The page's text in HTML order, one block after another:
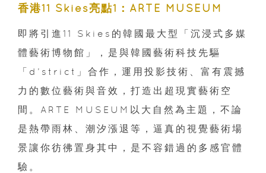
香港11 Skies亮點1：ARTE MUSEUM
即將引進11 Skies的韓國最大型「沉浸式多媒
體藝術博物館」，是與韓國藝術科技先驅
「d’strict」合作，運用投影技術、富有震撼
力的數位藝術與音效，打造出超現實藝術空
間。ARTE MUSEUM以大自然為主題，不論
是熱帶雨林、潮汐漲退等，逼真的視覺藝術場
景讓你彷彿置身其中，是不容錯過的多感官體
驗。